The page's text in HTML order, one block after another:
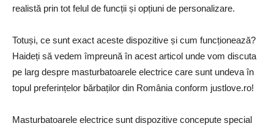
realistă prin tot felul de funcții și opțiuni de personalizare.
Totuși, ce sunt exact aceste dispozitive și cum funcționează?
Haideți să vedem împreună în acest articol unde vom discuta
pe larg despre masturbatoarele electrice care sunt undeva în
topul preferințelor bărbaților din România conform justlove.ro!
Masturbatoarele electrice sunt dispozitive concepute special